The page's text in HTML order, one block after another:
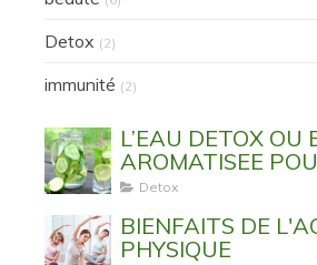
Detox (2)
immunité (2)
L’EAU DETOX OU
AROMATISEE
L’UTILE A
Detox
BIENFAITS DE
PHYSIQUE